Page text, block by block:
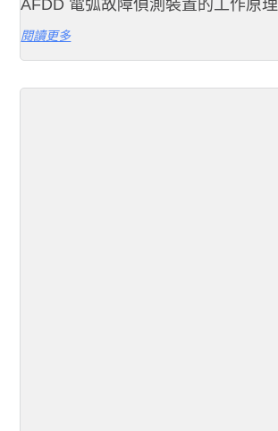
AFDD 電弧故障偵測裝置的工作原理
閱讀更多